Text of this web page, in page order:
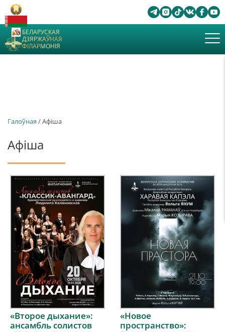
БЕЛАРУСКАЯ
ДЗЯРЖАЎНАЯ
ФІЛАРМОНІЯ
Галоўная / Афiша
Афiша
«Второе дыхание»:
ансамбль солистов
«Новое
пространство»: